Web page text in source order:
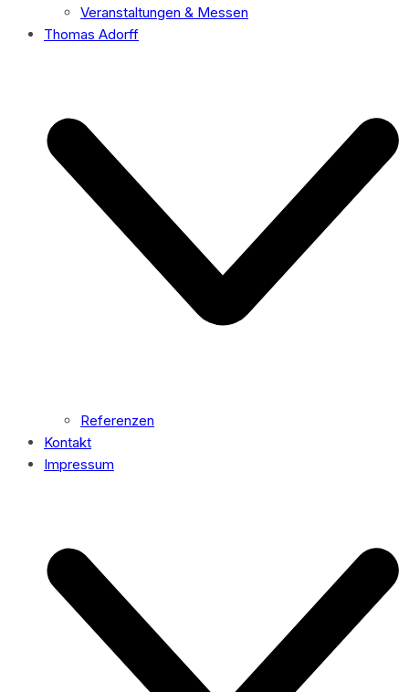
Veranstaltungen & Messen
Thomas Adorff
Referenzen
Kontakt
Impressum